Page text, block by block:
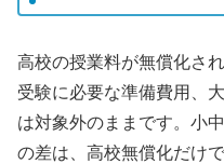
高校の授業料が無償化さ
受験に必要な準備費用、
は対象外のままです。小
の差は、高校無償化だけ